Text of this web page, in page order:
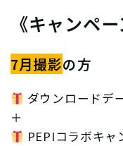
《キャンペー
7月撮影の方
ダウンロードデ
＋
PEPIコラボキ